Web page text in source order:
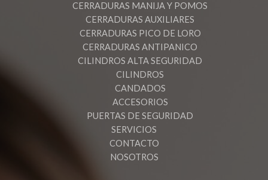
CERRADURAS MANIJA Y POMOS
CERRADURAS AUXILIARES
CERRADURAS PICO DE LORO
CERRADURAS ANTIPANICO
CILINDROS ALTA SEGURIDAD
CILINDROS
CANDADOS
ACCESORIOS
PUERTAS DE SEGURIDAD
SERVICIOS
CONTACTO
NOSOTROS